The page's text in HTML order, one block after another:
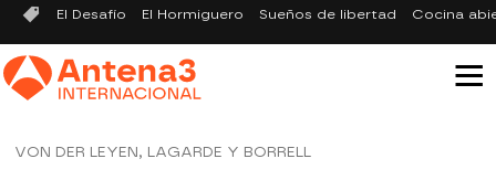
El Desafío El Hormiguero Sueños de libertad Cocina
VON DER LEYEN, LAGARDE Y BORRELL